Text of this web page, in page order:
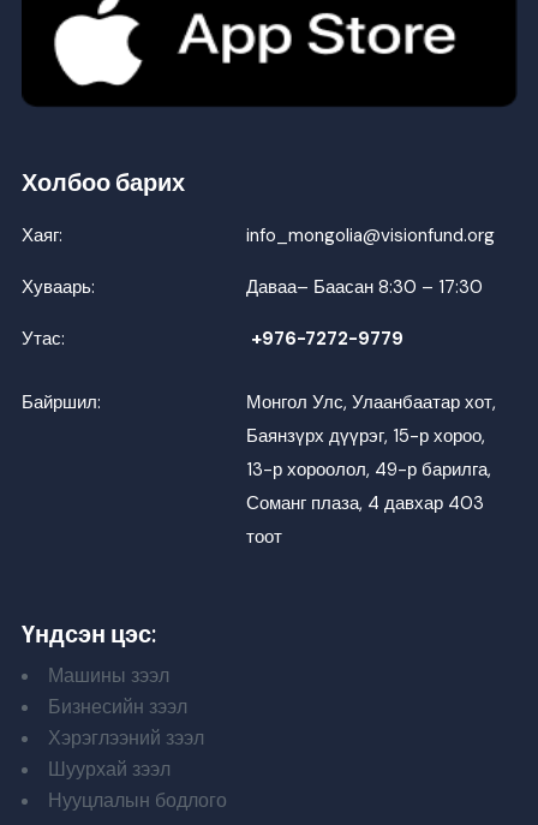
Холбоо барих
Хаяг: info_mongolia@visionfund.org
Хуваарь: Даваа– Баасан 8:30 – 17:30
Утас: +976-7272-9779
Байршил:
Монгол Улс, Улаанбаатар хот,
Баянзүрх дүүрэг, 15-р хороо,
13-р хороолол, 49-р барилга,
Соманг плаза, 4 давхар 403
тоот
Үндсэн цэс:
Машины зээл
Бизнесийн зээл
Хэрэглээний зээл
Шуурхай зээл
Нууцлалын бодлого